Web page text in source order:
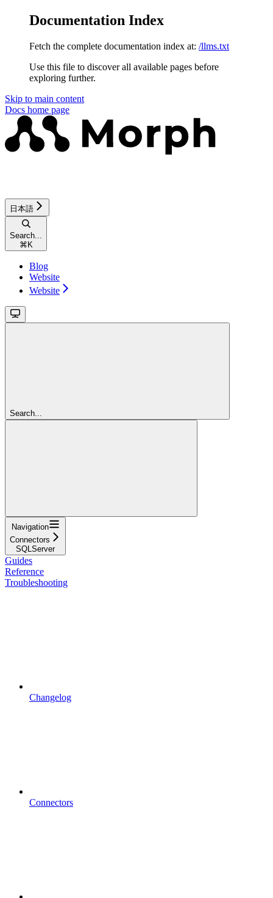
Documentation Index
Fetch the complete documentation index at: /llms.txt
Use this file to discover all available pages before
exploring further.
Skip to main content
Docs home page
日本語
Search...
⌘ K
Blog
Website
Website
Search...
Navigation
Connectors
SQLServer
Guides
Reference
Troubleshooting
Changelog
Connectors